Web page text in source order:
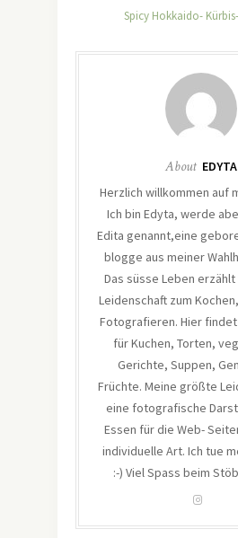
Spicy Hokkaido-
About EDYTA
Herzlich willkommen auf
Ich bin Edyta, werde
Edita genannt,eine
blogge aus meiner
Das süsse Leben
Leidenschaft zum
Fotografieren. Hier
für Kuchen, Torten,
Gerichte, Suppen,
Früchte. Meine größte
eine fotografische
Essen für die Web-
individuelle Art. Ich tue
:-) Viel Spass beim